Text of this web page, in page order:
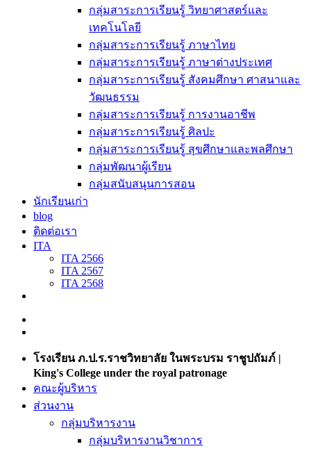
กลุ่มสาระการเรียนรู้ วิทยาศาสตร์และ
เทคโนโลยี
กลุ่มสาระการเรียนรู้ ภาษาไทย
กลุ่มสาระการเรียนรู้ ภาษาต่างประเทศ
กลุ่มสาระการเรียนรู้ สังคมศึกษา ศาสนาและ
วัฒนธรรม
กลุ่มสาระการเรียนรู้ การงานอาชีพ
กลุ่มสาระการเรียนรู้ ศิลปะ
กลุ่มสาระการเรียนรู้ สุขศึกษาและพลศึกษา
กลุ่มพัฒนาผู้เรียน
กลุ่มสนับสนุนการสอน
นักเรียนเก่า
blog
ติดต่อเรา
ITA
ITA 2566
ITA 2567
ITA 2568
โรงเรียน ภ.ป.ร.ราชวิทยาลัย ในพระบรม ราชูปถัมภ์ |
King's College under the royal patronage
คณะผู้บริหาร
ส่วนงาน
กลุ่มบริหารงาน
กลุ่มบริหารงานวิชาการ